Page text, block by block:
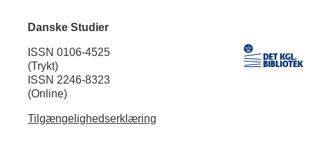
Danske Studier
ISSN 0106-4525
(Trykt)
ISSN 2246-8323
(Online)
Tilgængelighedserklæring